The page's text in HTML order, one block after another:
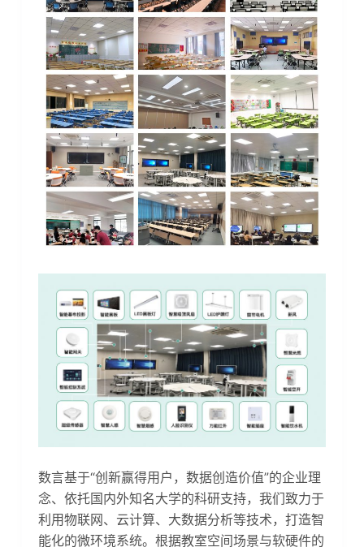
数言基于“创新赢得用户，数据创造价值”的企业理
念、依托国内外知名大学的科研支持，我们致力于
利用物联网、云计算、大数据分析等技术，打造智
能化的微环境系统。根据教室空间场景与软硬件的